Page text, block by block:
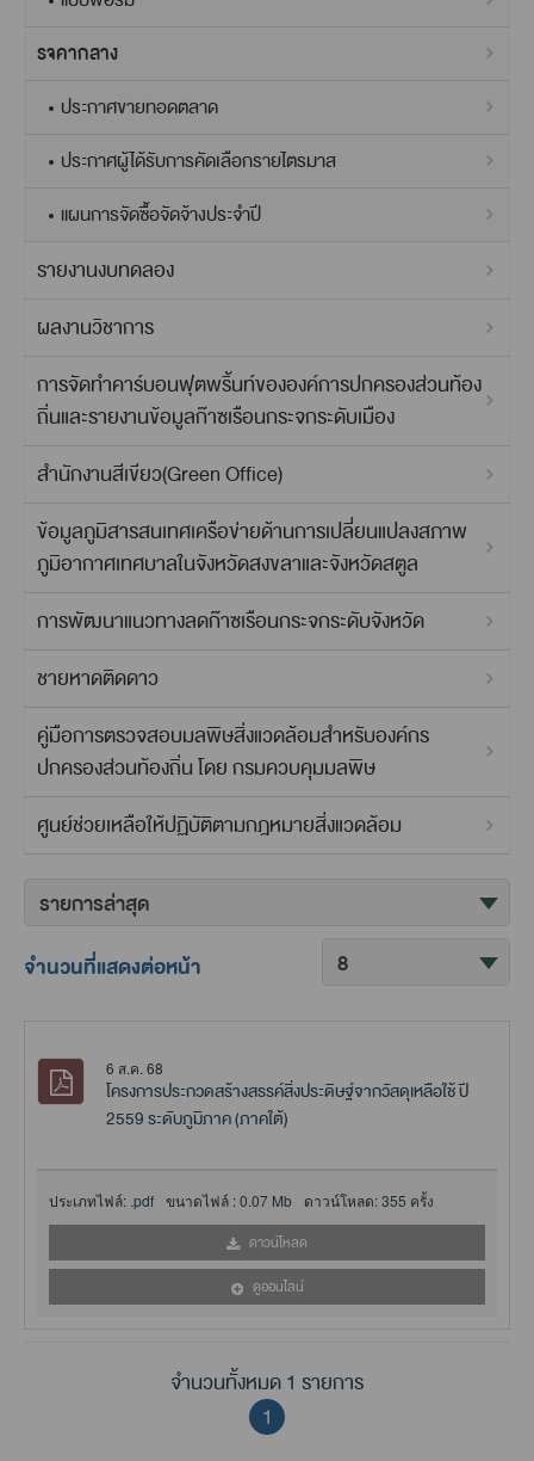
ราคากลาง
ประกาศขายทอดตลาด
ประกาศผู้ได้รับการคัดเลือกรายไตรมาส
แผนการจัดซื้อจัดจ้างประจำปี
รายงานงบทดลอง
ผลงานวิชาการ
การจัดทำคาร์บอนฟุตพริ้นท์ขององค์การปกครองส่วนท้อง
ถิ่นและรายงานข้อมูลก๊าซเรือนกระจกระดับเมือง
สำนักงานสีเขียว(Green Office)
ข้อมูลภูมิสารสนเทศเครือข่ายด้านการเปลี่ยนแปลงสภาพ
ภูมิอากาศเทศบาลในจังหวัดสงขลาและจังหวัดสตูล
การพัฒนาแนวทางลดก๊าซเรือนกระจกระดับจังหวัด
ชายหาดติดดาว
คู่มือการตรวจสอบมลพิษสิ่งแวดล้อมสำหรับองค์กร
ปกครองส่วนท้องถิ่น โดย กรมควบคุมมลพิษ
ศูนย์ช่วยเหลือให้ปฏิบัติตามกฎหมายสิ่งแวดล้อม
จำนวนที่แสดงต่อหน้า
6 ส.ค. 68
โครงการประกวดสร้างสรรค์สิ่งประดิษฐ์จากวัสดุเหลือใช้ ปี
2559 ระดับภูมิภาค (ภาคใต้)
ประเภทไฟล์: .pdf ขนาดไฟล์ :0.07 Mb ดาวน์โหลด:355 ครั้ง
ดาวน์โหลด
ดูออนไลน์
จำนวนทั้งหมด 1 รายการ
1